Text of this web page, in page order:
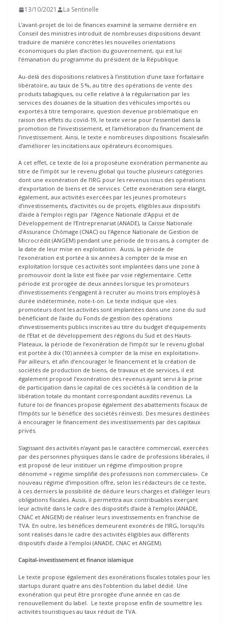
13/10/2021 La Sentinelle
L’avant-projet de loi de finances examiné la semaine dernière en
Conseil des ministres introduit de nombreuses dispositions devant
traduire de manière concrètes les nouvelles orientations
économiques du plan d’action du gouvernement, qui est lui
l’émanation du programme du président de la République.
Au-delà des dispositions relatives à l’institution d’une taxe forfaitaire
libératoire, au taux de 5 %, au titre des opérations de vente des
produits tabagiques, ou celle relative à la régularisation par les
services des douanes de la situation des véhicules importés ou
exportés à titre temporaire, question devenue problématique en
raison des effets du covid-19, le texte verse pour l’essentiel dans la
promotion de l’investissement, et l’amélioration du financement de
l’investissement. Ainsi, le texte e nombreuses dispositions fiscalesafin
d’améliorer les incitations aux opérateurs économiques.
A cet effet, ce texte de loi a proposéune exonération permanente au
titre de l‘impôt sur le revenu global qui touche plusieurs catégories
dont une exonération de l’IRG pour les revenus issus des opérations
d‘exportation de biens et de services. Cette exonération sera élargit,
également, aux activités exercées par les jeunes promoteurs
d‘investissements, d‘activités ou de projets, éligibles aux dispositifs
d‘aide à l‘emploi régis par l‘Agence Nationale d‘Appui et de
Développement de l‘Entreprenariat (ANADE), la Caisse Nationale
d‘Assurance Chômage (CNAC) ou l‘Agence Nationale de Gestion de
Microcrédit (ANGEM) pendant une période de trois ans, à compter de
la date de leur mise en exploitation. Aussi, la période de
l‘exonération est portée à six années à compter de la mise en
exploitation lorsque ces activités sont implantées dans une zone à
promouvoir dont la liste est fixée par voie réglementaire. Cette
période est prorogée de deux années lorsque les promoteurs
d‘investissements s‘engagent à recruter au moins trois employés à
durée indéterminée, note-t-on. Le texte indique que «les
promoteurs dont les activités sont implantées dans une zone du sud
bénéficiant de l‘aide du Fonds de gestion des opérations
d‘investissements publics inscrites au titre du budget d‘équipements
de l‘Etat et de développement des régions du Sud et des Hauts-
Plateaux, la période de l‘exonération de l‘impôt sur le revenu global
est portée à dix (10) années à compter de la mise en exploitation».
Par ailleurs, et afin d‘encourager le financement et la création de
sociétés de production de biens, de travaux et de services, il est
également proposé l‘exonération des revenus ayant servi à la prise
de participation dans le capital de ces sociétés à la condition de la
libération totale du montant correspondant auxdits revenus. La
future loi de finances propose également des abattements fiscaux de
l’Impôts sur le bénéfice des sociétés réinvesti. Des mesures destinées
à encourager le financement des investissements par des capitaux
privés.
S‘agissant des activités n‘ayant pas le caractère commercial, exercées
par des personnes physiques dans le cadre de professions libérales, il
est proposé de leur instituer un régime d‘imposition propre
dénommé « régime simplifié des professions non commerciales». Ce
nouveau régime d‘imposition offre, selon les rédacteurs de ce texte,
à ces derniers la possibilité de déduire leurs charges et d‘alléger leurs
obligations fiscales. Aussi, il permettra aux contribuables exerçant
leur activité dans le cadre des dispositifs d‘aide à l‘emploi (ANADE,
CNAC et ANGEM) de réaliser leurs investissements en franchise de
TVA. En outre, les bénéfices demeurent exonérés de l‘IRG, lorsqu‘ils
sont réalisés dans le cadre des activités éligibles aux différents
dispositifs d‘aide à l‘emploi (ANADE, CNAC et ANGEM).
Capital-investissement et finance islamique
Le texte propose également des exonérations fiscales totales pour les
startups durant quatre ans dès l’obtention du label dédié. Une
exonération qui peut être prorogée d’une année en cas de
renouvellement du label. Le texte propose enfin de soumettre les
activités touristiques au taux réduit de TVA.